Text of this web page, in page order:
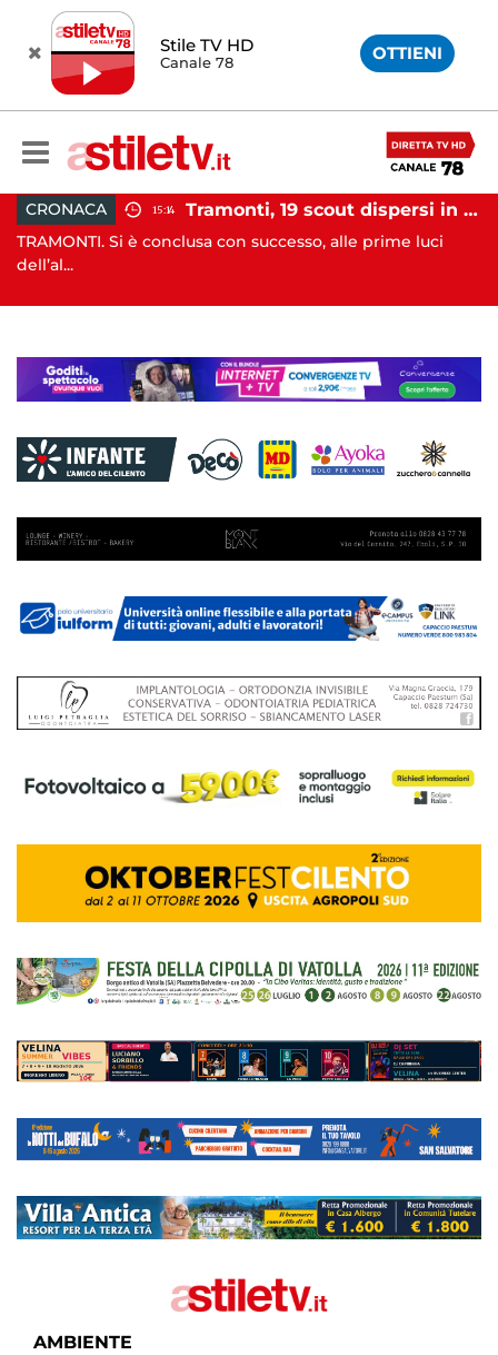
Stile TV HD
Canale 78 OTTIENI
15:14 Tramonti, 19 scout dispersi in montagna salvati dai vigili del fuoco
è conclusa con successo, alle prime luci
CRONACA
SALA
AMBIENTE